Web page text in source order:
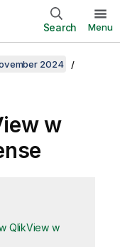
Search Menu
2024
w
QlikView w